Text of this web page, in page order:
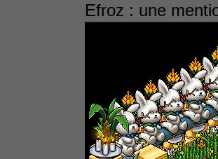
Efroz : une